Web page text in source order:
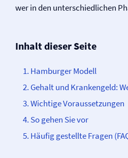
wer in den unterschiedlichen
Inhalt dieser Seite
Hamburger Modell
Gehalt und Krankengeld:
Wichtige Voraussetzungen
So gehen Sie vor
Häufig gestellte Fragen